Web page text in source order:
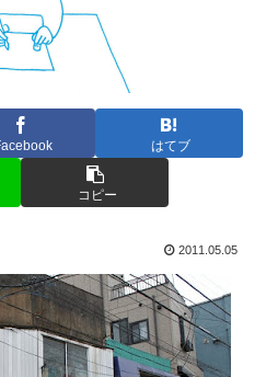
はてブ
コピー
2011.05.05